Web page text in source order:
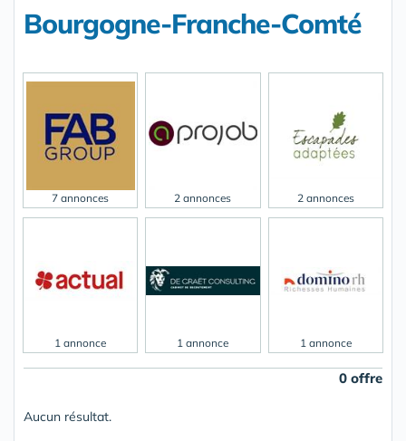
Bourgogne-Franche-Comté
7 annonces 2 annonces 2 annonces
1 annonce 1 annonce 1 annonce
0 offre
Aucun résultat.